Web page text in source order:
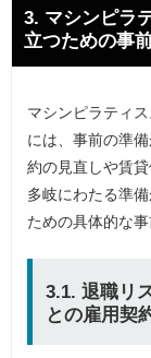
3. マシンピラ
立つための事
マシンピラティ
には、事前の準
約の見直しや賃
多岐にわたる準
ための具体的な
3.1. 退職リ
との雇用契